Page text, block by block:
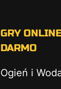
GRY
DARMO
Ogień i